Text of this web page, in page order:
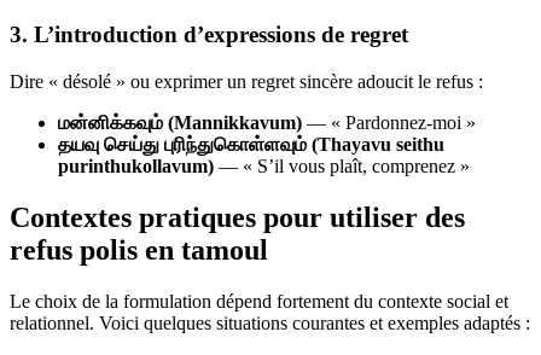
3. L’introduction d’expressions de regret
Dire « désolé » ou exprimer un regret sincère adoucit le refus :
மன்னிக்கவும் (Mannikkavum) — « Pardonnez-moi »
தயவு செய்து புரிந்துகொள்ளவும் (Thayavu seithu
purinthukollavum) — « S’il vous plaît, comprenez »
Contextes pratiques pour utiliser des
refus polis en tamoul
Le choix de la formulation dépend fortement du contexte social et
relationnel. Voici quelques situations courantes et exemples adaptés :